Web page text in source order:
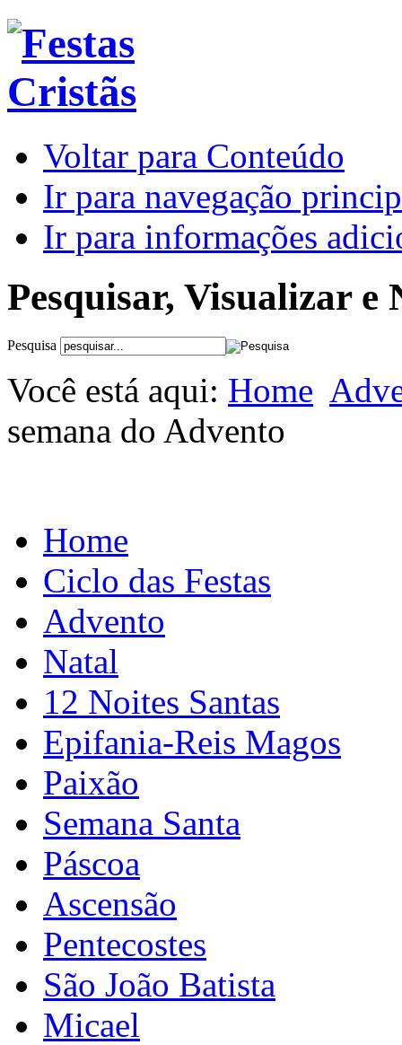
Voltar para Conteúdo
Ir para navegação
Ir para informações
Pesquisar, Visualizar e
Pesquisa
Você está aqui: Home
semana do Advento
Home
Ciclo das Festas
Advento
Natal
12 Noites Santas
Epifania-Reis Magos
Paixão
Semana Santa
Páscoa
Ascensão
Pentecostes
São João Batista
Micael